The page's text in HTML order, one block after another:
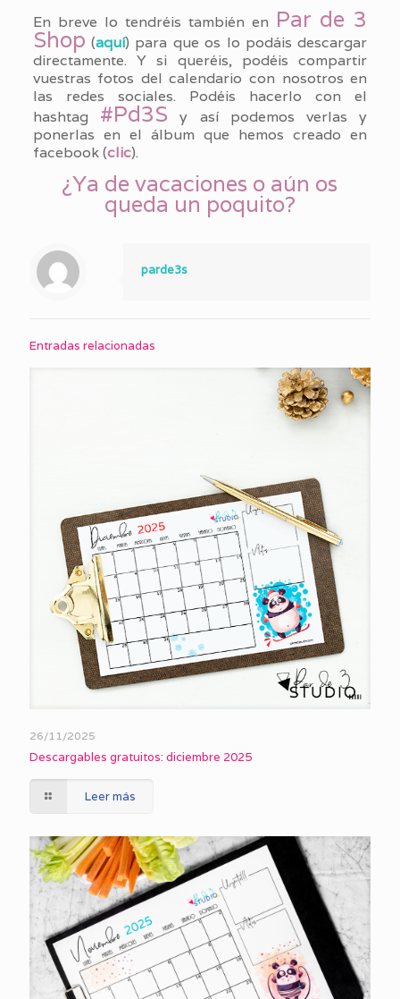
En breve lo tendréis también en Par de 3
Shop (aquí) para que os lo podáis descargar
directamente. Y si queréis, podéis compartir
vuestras fotos del calendario con nosotros en
las redes sociales. Podéis hacerlo con el
hashtag #Pd3S y así podemos verlas y
ponerlas en el álbum que hemos creado en
facebook (clic).
¿Ya de vacaciones o aún os
queda un poquito?
parde3s
Entradas relacionadas
26/11/2025
Descargables gratuitos: diciembre 2025
Leer más